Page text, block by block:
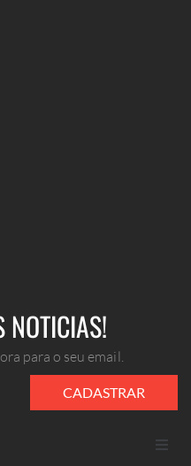
NOTICIAS!
para o seu email.
CADASTRAR